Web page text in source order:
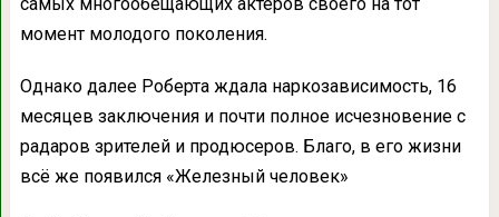
момент молодого поколения.
Однако далее Роберта ждала наркозависимость, 16
месяцев заключения и почти полное исчезновение с
радаров зрителей и продюсеров. Благо, в его жизни
всё же появился «Железный человек»